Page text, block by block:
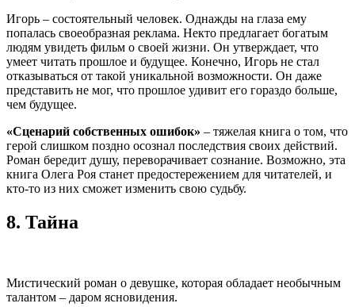
Игорь – состоятельный человек. Однажды на глаза ему
попалась своеобразная реклама. Некто предлагает богатым
людям увидеть фильм о своей жизни. Он утверждает, что
умеет читать прошлое и будущее. Конечно, Игорь не стал
отказываться от такой уникальной возможности. Он даже
представить не мог, что прошлое удивит его гораздо больше,
чем будущее.
«Сценарий собственных ошибок» – тяжелая книга о том, что
герой слишком поздно осознал последствия своих действий.
Роман бередит душу, переворачивает сознание. Возможно, эта
книга Олега Роя станет предостережением для читателей, и
кто-то из них сможет изменить свою судьбу.
8. Тайна
Мистический роман о девушке, которая обладает необычным
талантом – даром ясновидения.